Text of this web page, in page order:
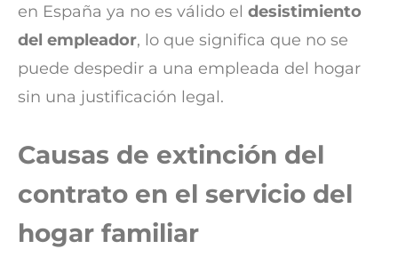
en España ya no es válido el desistimiento
del empleador, lo que significa que no se
puede despedir a una empleada del hogar
sin una justificación legal.
Causas de extinción del
contrato en el servicio del
hogar familiar